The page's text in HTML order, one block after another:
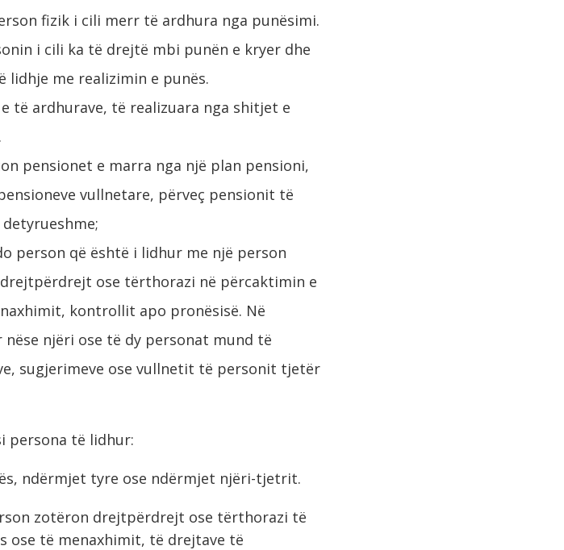
fizik i cili merr të ardhura nga punësimi.
i cili ka të drejtë mbi punën e kryer dhe
lidhje me realizimin e punës.
të ardhurave, të realizuara nga shitjet e
pensionet e marra nga një plan pensioni,
vullnetare, përveç pensionit të
person që është i lidhur me një person
ose tërthorazi në përcaktimin e
kontrollit apo pronësisë. Në
njëri ose të dy personat mund të
sugjerimeve ose vullnetit të personit tjetër
persona të lidhur:
ndërmjet tyre ose ndërmjet njëri-tjetrit.
zotëron drejtpërdrejt ose tërthorazi të
ose të menaxhimit, të drejtave të